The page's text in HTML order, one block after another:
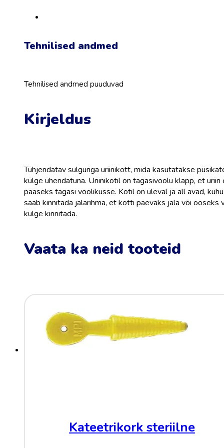
Tehnilised andmed
Tehnilised andmed puuduvad
Kirjeldus
Tühjendatav sulguriga uriinikott, mida kasutatakse
külge ühendatuna. Uriinikotil on tagasivoolu klapp, et uriin
pääseks tagasi voolikusse. Kotil on üleval ja all avad, kuhu
saab kinnitada jalarihma, et kotti päevaks jala või ööseks
külge kinnitada.
Vaata ka neid tooteid
Kateetrikork steriilne